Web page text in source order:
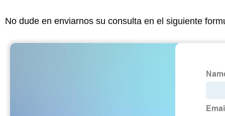
No dude en enviarnos su consulta en el siguiente